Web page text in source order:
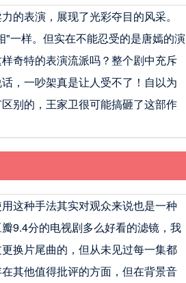
的表演，展现了光彩夺目的风采。
一样。但实在不能忍受的是唐嫣的演
奇特的表演流派吗？整个剧中充斥
，一吵架真是让人受不了！自以为
别的，王家卫很可能搞砸了这部作
这种手法其实对观众来说也是一种
9.4分的电视剧多么好看的滤镜，我
换片尾曲的，但从未见过每一集都
其他值得批评的方面，但在背景音